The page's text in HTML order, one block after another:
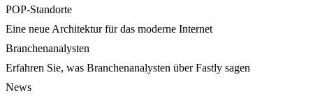
POP-Standorte
Eine neue Architektur für das moderne Internet
Branchenanalysten
Erfahren Sie, was Branchenanalysten über Fastly sagen
News